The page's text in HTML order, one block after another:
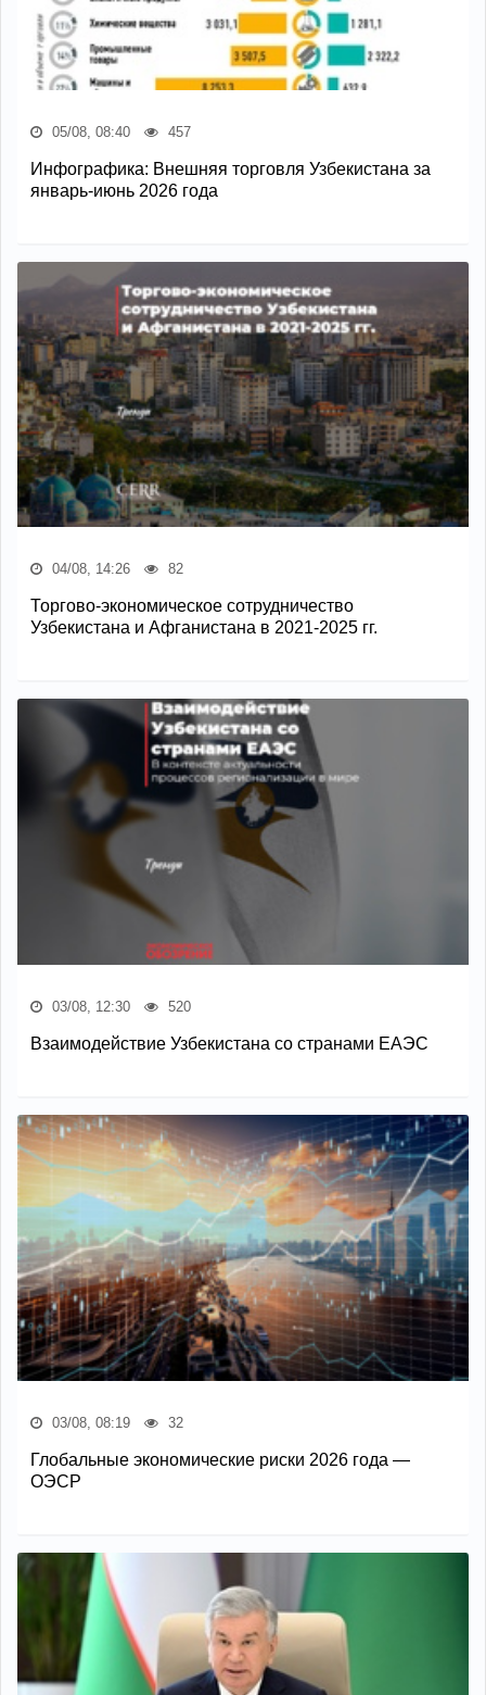
05/08, 08:40 457
Инфографика: Внешняя торговля Узбекистана за
январь-июнь 2026 года
04/08, 14:26 82
Торгово-экономическое сотрудничество
Узбекистана и Афганистана в 2021-2025 гг.
03/08, 12:30 520
Взаимодействие Узбекистана со странами ЕАЭС
03/08, 08:19 32
Глобальные экономические риски 2026 года —
ОЭСР